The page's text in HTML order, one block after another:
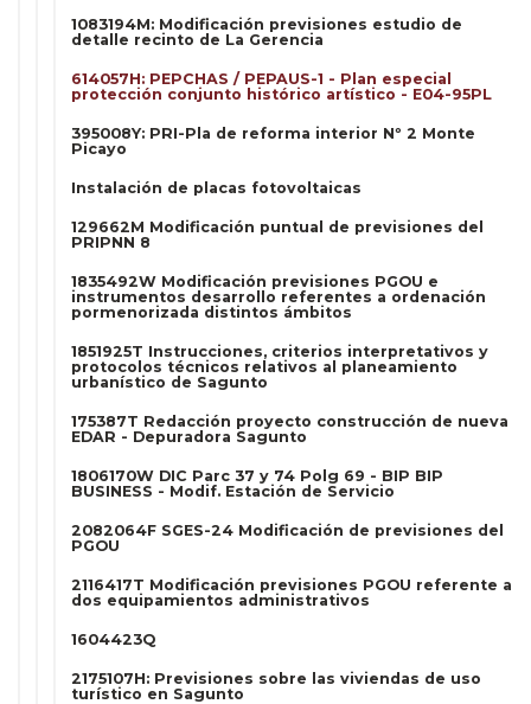
1083194M: Modificación previsiones estudio de
detalle recinto de La Gerencia
614057H: PEPCHAS / PEPAUS-1 - Plan especial
protección conjunto histórico artístico - E04-95PL
395008Y: PRI-Pla de reforma interior Nº 2 Monte
Picayo
Instalación de placas fotovoltaicas
129662M Modificación puntual de previsiones del
PRIPNN 8
1835492W Modificación previsiones PGOU e
instrumentos desarrollo referentes a ordenación
pormenorizada distintos ámbitos
1851925T Instrucciones, criterios interpretativos y
protocolos técnicos relativos al planeamiento
urbanístico de Sagunto
175387T Redacción proyecto construcción de nueva
EDAR - Depuradora Sagunto
1806170W DIC Parc 37 y 74 Polg 69 - BIP BIP
BUSINESS - Modif. Estación de Servicio
2082064F SGES-24 Modificación de previsiones del
PGOU
2116417T Modificación previsiones PGOU referente a
dos equipamientos administrativos
1604423Q
2175107H: Previsiones sobre las viviendas de uso
turístico en Sagunto